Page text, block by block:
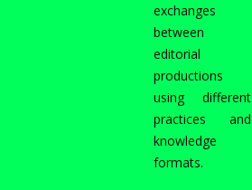
exchanges
between
editorial
productions
using different
practices and
knowledge
formats.